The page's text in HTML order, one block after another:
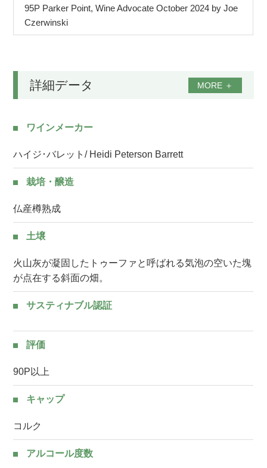
95P Parker Point, Wine Advocate October 2024 by Joe
Czerwinski
詳細データ MORE ＋
ワインメーカー
ハイジ･バレット/ Heidi Peterson Barrett
栽培・醸造
仏産樽熟成
土壌
火山灰が凝固したトゥーファと呼ばれる気泡の空いた塊
が点在する斜面の畑。
サスティナブル認証
評価
90P以上
キャップ
コルク
アルコール度数